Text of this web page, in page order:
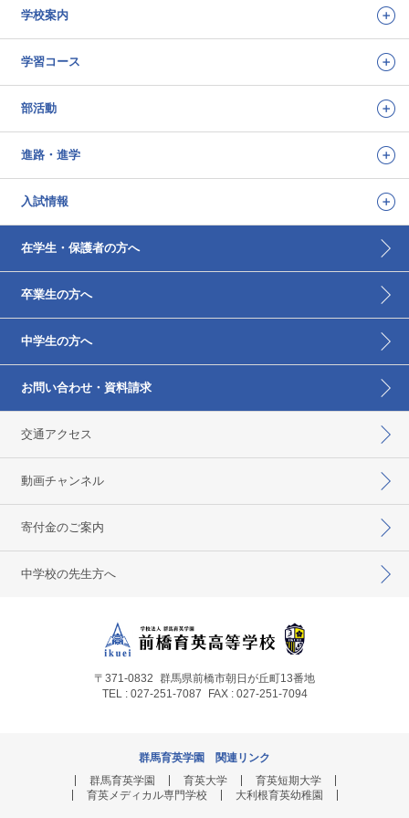
学校案内
学習コース
部活動
進路・進学
入試情報
在学生・保護者の方へ
卒業生の方へ
中学生の方へ
お問い合わせ・資料請求
交通アクセス
動画チャンネル
寄付金のご案内
中学校の先生方へ
〒371-0832 群馬県前橋市朝日が丘町13番地
TEL : 027-251-7087
FAX : 027-251-7094
群馬育英学園 関連リンク
群馬育英学園
育英大学
育英短期大学
育英メディカル専門学校
大利根育英幼稚園